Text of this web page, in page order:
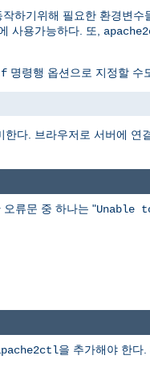
하기위해 필요한 환경변수
사용가능하다. 또,
f 명령행 옵션으로 지정할 수
다. 브라우저로 서버에 연
류문 중 하나는 "Unable
을 추가해야 한다